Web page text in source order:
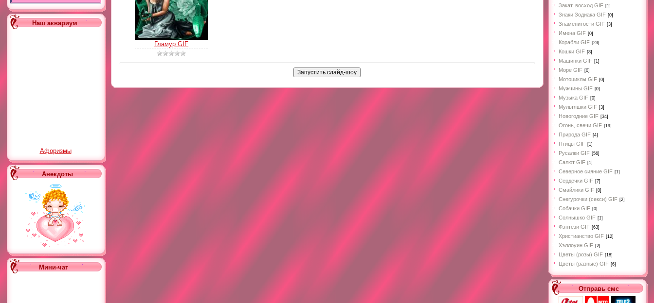
Наш аквариум
Афоризмы
Анекдоты
Мини-чат
Гламур GIF
Закат, восход GIF [1]
Знаки Зодиака GIF [0]
Знаменитости GIF [3]
Имена GIF [0]
Корабли GIF [23]
Кошки GIF [8]
Машинки GIF [1]
Море GIF [0]
Мотоциклы GIF [0]
Мужчины GIF [0]
Музыка GIF [0]
Мультяшки GIF [3]
Новогодние GIF [34]
Огонь, свечи GIF [19]
Природа GIF [4]
Птицы GIF [1]
Русалки GIF [56]
Салют GIF [1]
Северное сияние GIF [1]
Сердечки GIF [7]
Смайлики GIF [0]
Снегурочки (секси) GIF [2]
Собачки GIF [0]
Cолнышко GIF [1]
Фэнтези GIF [63]
Христианство GIF [12]
Хэллоуин GIF [2]
Цветы (розы) GIF [18]
Цветы (разные) GIF [6]
Отправь смс